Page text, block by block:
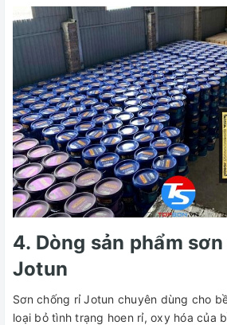
4. Dòng sản phẩm
Jotun
Sơn chống rỉ Jotun chuyên dùng cho
loại bỏ tình trạng hoen rỉ, oxy hóa của